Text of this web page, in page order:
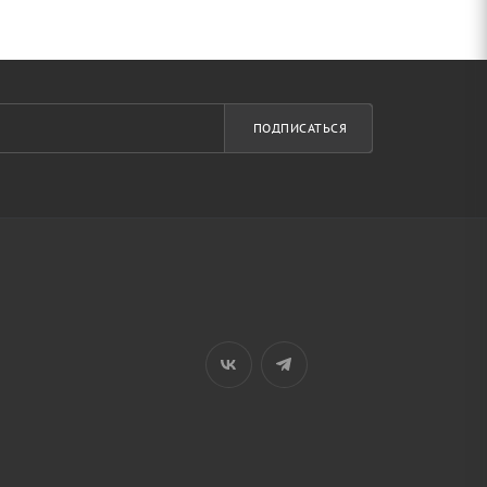
ПОДПИСАТЬСЯ